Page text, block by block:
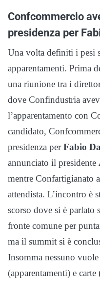
Confcommercio
presidenza per
Una volta definiti i pesi
apparentamenti. Prima
una riunione tra i
dove Confindustria
l’apparentamento con
candidato,
presidenza perFabio
annunciato il presidente
mentre Confartigianato
attendista. L’incontro è
scorso dove si è parlato
fronte comune per
ma il summit si è
Insomma nessuno
(apparentamenti) e carte